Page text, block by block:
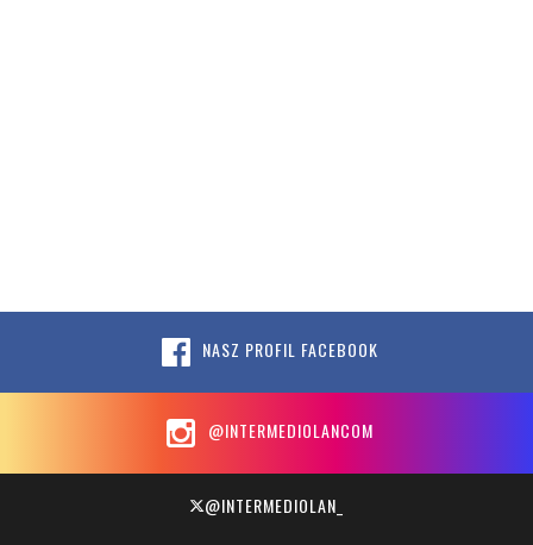
NASZ PROFIL FACEBOOK
@INTERMEDIOLANCOM
@INTERMEDIOLAN_